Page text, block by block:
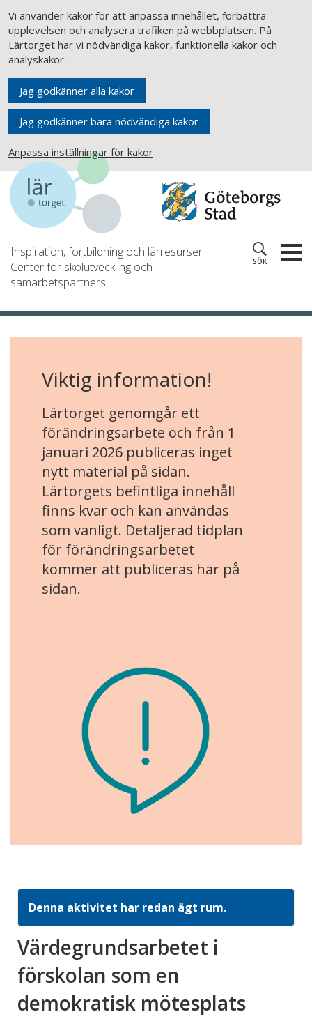
Vi använder kakor för att anpassa innehållet, förbättra
upplevelsen och analysera trafiken på webbplatsen. På
Lärtorget har vi nödvändiga kakor, funktionella kakor och
analyskakor.
Jag godkänner alla kakor
Jag godkänner bara nödvändiga kakor
Anpassa inställningar för kakor
Inspiration, fortbildning och lärresurser
Center för skolutveckling och
samarbetspartners
SÖK
Viktig information!
Lärtorget genomgår ett
förändringsarbete och från 1
januari 2026 publiceras inget
nytt material på sidan.
Lärtorgets befintliga innehåll
finns kvar och kan användas
som vanligt. Detaljerad tidplan
för förändringsarbetet
kommer att publiceras här på
sidan.
Denna aktivitet har redan ägt rum.
Värdegrundsarbetet i
förskolan som en
demokratisk mötesplats